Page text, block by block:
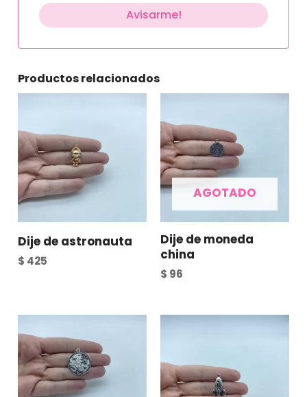
Productos relacionados
Dije de astronauta
$ 425
AGOTADO
Dije de moneda
china
$ 96